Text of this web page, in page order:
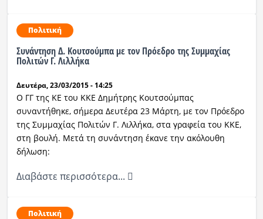
Πολιτική
Συνάντηση Δ. Κουτσούμπα με τον Πρόεδρο της Συμμαχίας
Πολιτών Γ. Λιλλήκα
Δευτέρα, 23/03/2015 - 14:25
Ο ΓΓ της ΚΕ του ΚΚΕ Δημήτρης Κουτσούμπας
συναντήθηκε, σήμερα Δευτέρα 23 Μάρτη, με τον Πρόεδρο
της Συμμαχίας Πολιτών Γ. Λιλλήκα, στα γραφεία του ΚΚΕ,
στη βουλή. Μετά τη συνάντηση έκανε την ακόλουθη
δήλωση:
Διαβάστε περισσότερα...
Πολιτική